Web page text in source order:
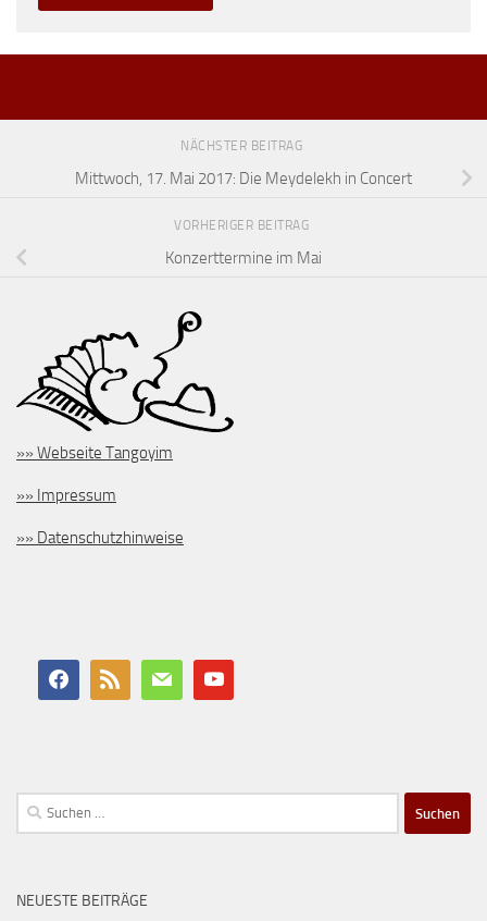
NÄCHSTER BEITRAG
Mittwoch, 17. Mai 2017: Die Meydelekh in Concert
VORHERIGER BEITRAG
Konzerttermine im Mai
»» Webseite Tangoyim
»» Impressum
»» Datenschutzhinweise
Suchen
nach:
NEUESTE BEITRÄGE